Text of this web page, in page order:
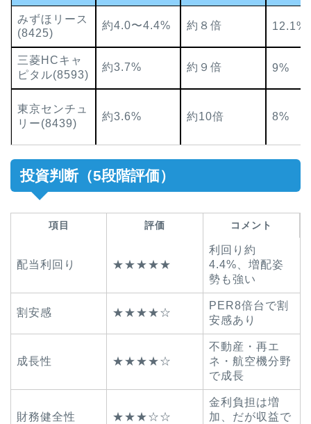
みずほリース
(8425)
約4.0〜4.4% 約８倍 12.1%
三菱HCキャ
ピタル(8593)
約3.7% 約９倍 9%
東京センチュ
リー(8439)
約3.6% 約10倍 8%
投資判断（5段階評価）
項目 評価 コメント
配当利回り ★★★★★
利回り約
4.4%、増配姿
勢も強い
割安感 ★★★★☆
PER8倍台で割
安感あり
成長性 ★★★★☆
不動産・再エ
ネ・航空機分野
で成長
財務健全性 ★★★☆☆
金利負担は増
加、だが収益で